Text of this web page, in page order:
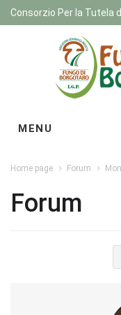
Consorzio Per la Tutela
MENU
Home page Forum
Forum